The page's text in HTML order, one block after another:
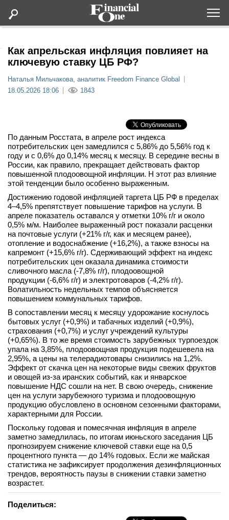
Статьи
Мероприятия
Новости
Интервью
вконтакте
телеграм
Стать автором
Вход
Как апрельская инфляция повлияет на
ключевую ставку ЦБ РФ?
Наталья Мильчакова, аналитик Freedom Finance Global
18.05.2026 18:06
1843
По данным Росстата, в апреле рост индекса
потребительских цен замедлился с 5,86% до 5,56% год к
году и с 0,6% до 0,14% месяц к месяцу. В середине весны в
России, как правило, прекращает действовать фактор
повышенной плодоовощной инфляции. Н этот раз влияние
этой тенденции было особенно выраженным.
Достижению годовой инфляцией таргета ЦБ РФ в пределах
4–4,5% препятствует повышение тарифов на услуги. В
апреле показатель оставался у отметки 10% г/г и около
0,5% м/м. Наиболее выраженный рост показали расценки
на почтовые услуги (+21% г/г, как и месяцем ранее),
отопление и водоснабжение (+16,2%), а также взносы на
капремонт (+15,6% г/г). Сдерживающий эффект на индекс
потребительских цен оказала динамика стоимости
сливочного масла (-7,8% г/г), плодоовощной
продукции (-6,6% г/г) и электротоваров (-4,2% г/г).
Волатильность недельных темпов объясняется
повышением коммунальных тарифов.
В сопоставлении месяц к месяцу удорожание коснулось
бытовых услуг (+0,9%) и табачных изделий (+0,9%),
страхования (+0,7%) и услуг учреждений культуры
(+0,65%). В то же время стоимость зарубежных турпоездок
упала на 3,85%, плодоовощная продукция подешевела на
2,95%, а цены на телерадиотовары снизились на 1,2%.
Эффект от скачка цен на некоторые виды свежих фруктов
и овощей из-за иранских событий, как и январское
повышение НДС сошли на нет. В свою очередь, снижение
цен на услуги зарубежного туризма и плодоовощную
продукцию обусловлено в основном сезонными факторами,
характерными для России.
Поскольку годовая и помесячная инфляция в апреле
заметно замедлилась, по итогам июньского заседания ЦБ
прогнозируем снижение ключевой ставки еще на 0,5
процентного пункта — до 14% годовых. Если же майская
статистика не зафиксирует продолжения дезинфляционных
трендов, вероятность паузы в снижении ставки заметно
возрастет.
Поделиться: